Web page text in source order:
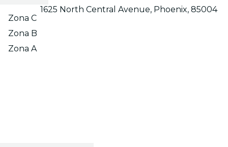
Zona C
Zona B
Zona A
1625 North Central Avenue, Phoenix, 85004